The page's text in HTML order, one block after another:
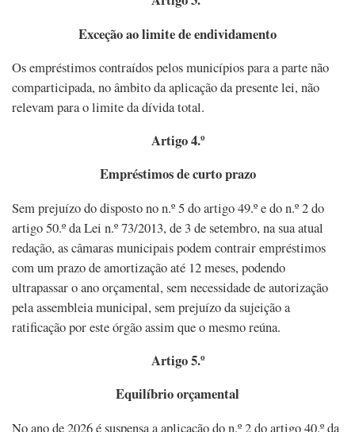
Exceção ao limite de endividamento
Os empréstimos contraídos pelos municípios para a parte não
comparticipada, no âmbito da aplicação da presente lei, não
relevam para o limite da dívida total.
Artigo 4.º
Empréstimos de curto prazo
Sem prejuízo do disposto no n.º 5 do artigo 49.º e do n.º 2 do
artigo 50.º da Lei n.º 73/2013, de 3 de setembro, na sua atual
redação, as câmaras municipais podem contrair empréstimos
com um prazo de amortização até 12 meses, podendo
ultrapassar o ano orçamental, sem necessidade de autorização
pela assembleia municipal, sem prejuízo da sujeição a
ratificação por este órgão assim que o mesmo reúna.
Artigo 5.º
Equilíbrio orçamental
No ano de 2026 é suspensa a aplicação do n.º 2 do artigo 40.º da